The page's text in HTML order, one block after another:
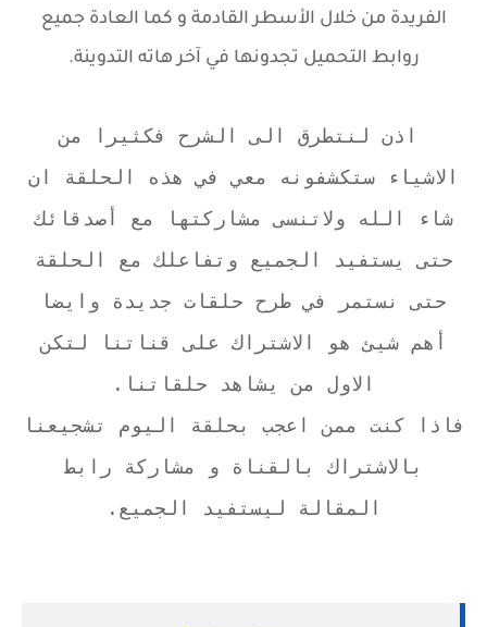
الفريدة من خلال الأسطر القادمة و كما العادة جميع
روابط التحميل تجدونها في آخر هاته التدوينة.
اذن لنتطرق الى الشرح فكثيرا من
الاشياء ستكشفونه معي في هذه الحلقة ان
شاء الله ولاتنسى مشاركتها مع أصدقائك
حتى يستفيد الجميع وتفاعلك مع الحلقة
حتى نستمر في طرح حلقات جديدة وايضا
أهم شيئ هو الاشتراك على قناتنا لتكن
الاول من يشاهد حلقاتنا.
فاذا كنت ممن اعجب بحلقة اليوم تشجيعنا
بالاشتراك بالقناة و مشاركة رابط
المقالة ليستفيد الجميع.